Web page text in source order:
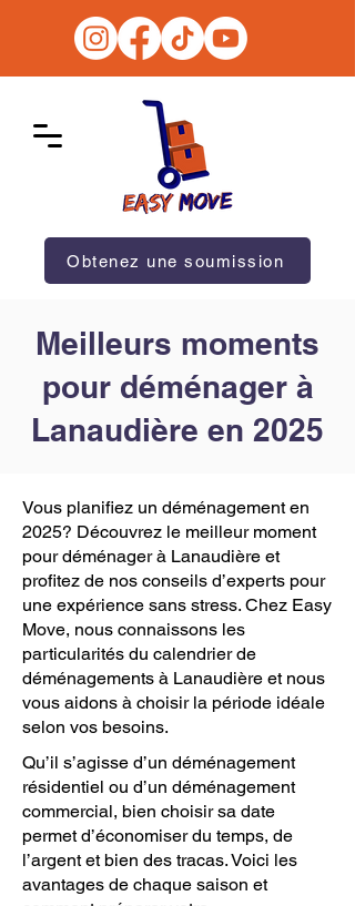
Obtenez une soumission
Meilleurs moments
pour déménager à
Lanaudière en 2025
Vous planifiez un déménagement en
2025? Découvrez le meilleur moment
pour déménager à Lanaudière et
profitez de nos conseils d’experts pour
une expérience sans stress. Chez Easy
Move, nous connaissons les
particularités du calendrier de
déménagements à Lanaudière et nous
vous aidons à choisir la période idéale
selon vos besoins.
Qu’il s’agisse d’un déménagement
résidentiel ou d’un déménagement
commercial, bien choisir sa date
permet d’économiser du temps, de
l’argent et bien des tracas. Voici les
avantages de chaque saison et